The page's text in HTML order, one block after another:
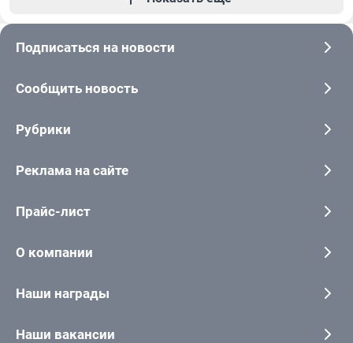
Подписаться на новости
Сообщить новость
Рубрики
Реклама на сайте
Прайс-лист
О компании
Наши награды
Наши вакансии